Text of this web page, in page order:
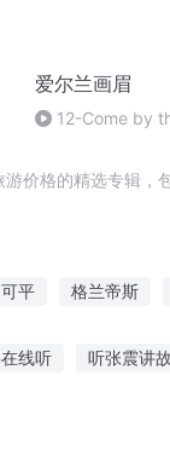
爱尔兰画眉
12-Come by
价格的精选专辑，
平 格兰帝斯
线听 听张震讲